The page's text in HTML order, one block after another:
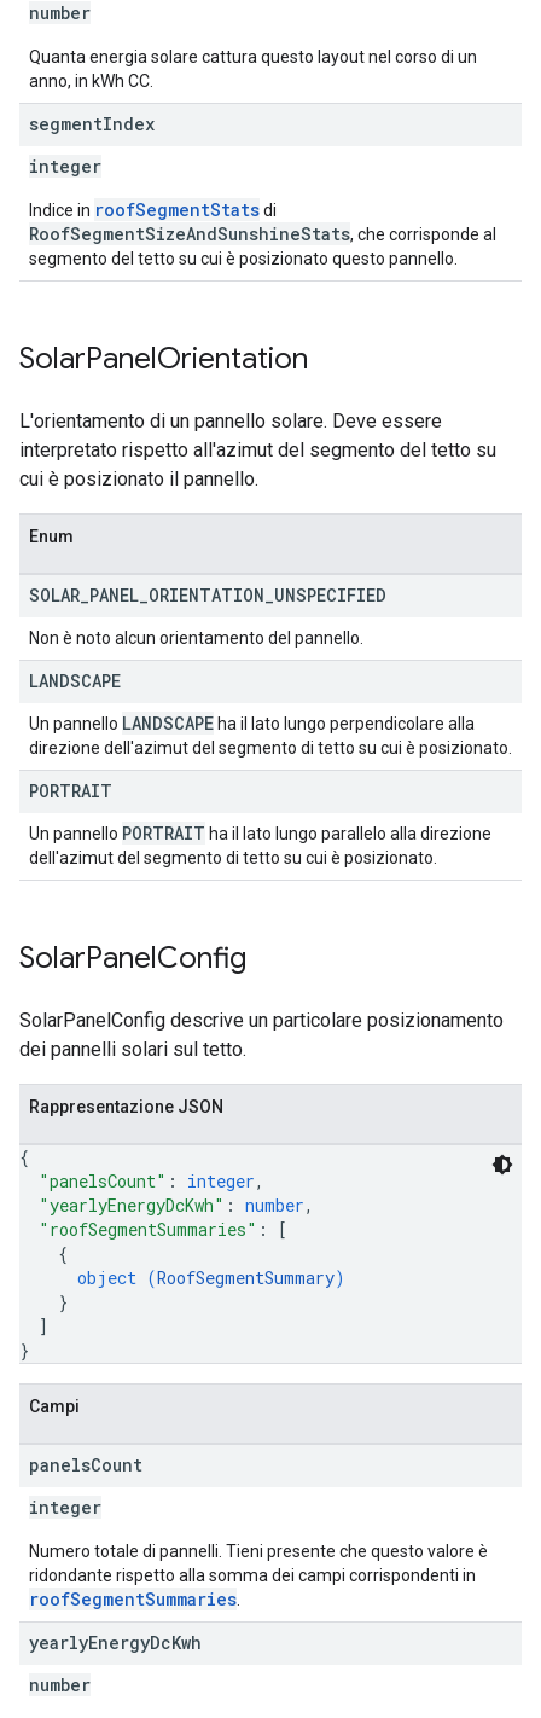
number
Quanta energia solare cattura questo layout nel corso di un
anno, in kWh CC.
segmentIndex
integer
Indice in roofSegmentStatsdi
RoofSegmentSizeAndSunshineStats, che corrisponde al
segmento del tetto su cui è posizionato questo pannello.
SolarPanelOrientation
L'orientamento di un pannello solare. Deve essere
interpretato rispetto all'azimut del segmento del tetto su
cui è posizionato il pannello.
Enum
SOLAR PANEL ORIENTATION UNSPECIFIED
Non è noto alcun orientamento del pannello.
LANDSCAPE
Un pannello LANDSCAPE ha il lato lungo perpendicolare alla
direzione dell'azimut del segmento di tetto su cui è posizionato.
PORTRAIT
Un pannello PORTRAIT ha il lato lungo parallelo alla direzione
dell'azimut del segmento di tetto su cui è posizionato.
SolarPanelConfig
SolarPanelConfig descrive un particolare posizionamento
dei pannelli solari sul tetto.
Rappresentazione JSON
{
"panelsCount" : integer,
"yearlyEnergyDcKwh" : number,
"roofSegmentSummaries" :
[
{
object (RoofSegmentSummary)
}
]
}
Campi
panelsCount
integer
Numero totale di pannelli. Tieni presente che questo valore è
ridondante rispetto alla somma dei campi corrispondenti in
roofSegmentSummaries
yearlyEnergyDcKwh
number